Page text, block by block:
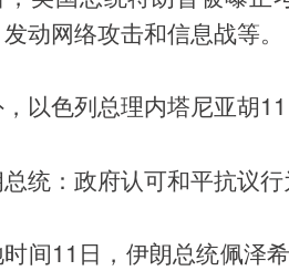
动网络攻击和信息战等。
以色列总理内塔尼亚胡
统：政府认可和平抗议
时间11日，伊朗总统佩泽